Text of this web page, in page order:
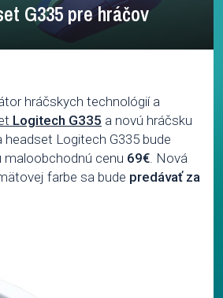
G335 pre hráčov
hráčskych technológií a
Logitech G335 a novú hráčsku
Logitech G335 bude
maloobchodnú cenu 69€. Nová
farbe sa bude predávať za